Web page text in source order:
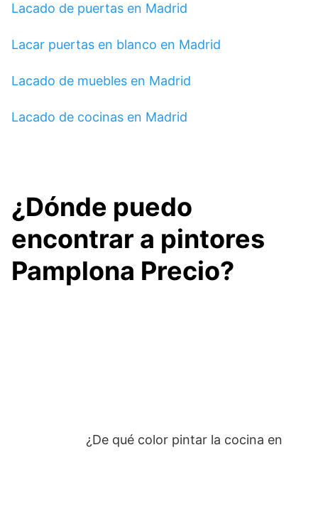
Lacado de puertas en Madrid
Lacar puertas en blanco en Madrid
Lacado de muebles en Madrid
Lacado de cocinas en Madrid
¿Dónde puedo
encontrar a pintores
Pamplona Precio?
¿De qué color pintar la cocina en